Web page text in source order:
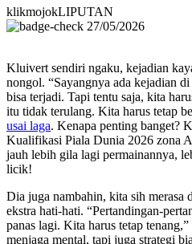
klikmojokLIPUTAN
27/05/2026
Kluivert sendiri ngaku, kejadian
nongol. “Sayangnya ada kejadian
bisa terjadi. Tapi tentu saja, kita
itu tidak terulang. Kita harus tetap
usai laga. Kenapa penting banget?
Kualifikasi Piala Dunia 2026 zona
jauh lebih gila lagi permainannya,
licik!
Dia juga nambahin, kita sih merasa
ekstra hati-hati. “Pertandingan-
panas lagi. Kita harus tetap
menjaga mental, tapi juga strategi